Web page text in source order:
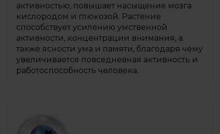
активностью, повышает насыщение мозга
кислородом и глюкозой. Растение
способствует усилению умственной
активности, концентрации внимания, а
также ясности ума и памяти, благодаря чему
увеличивается повседневная активность и
работоспособность человека.